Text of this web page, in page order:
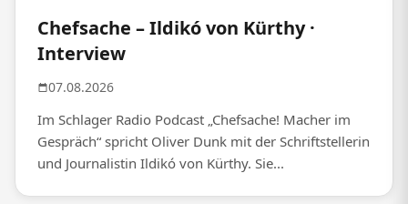
Chefsache – Ildikó von Kürthy ·
Interview
07.08.2026
Im Schlager Radio Podcast „Chefsache! Macher im
Gespräch“ spricht Oliver Dunk mit der Schriftstellerin
und Journalistin Ildikó von Kürthy. Sie...